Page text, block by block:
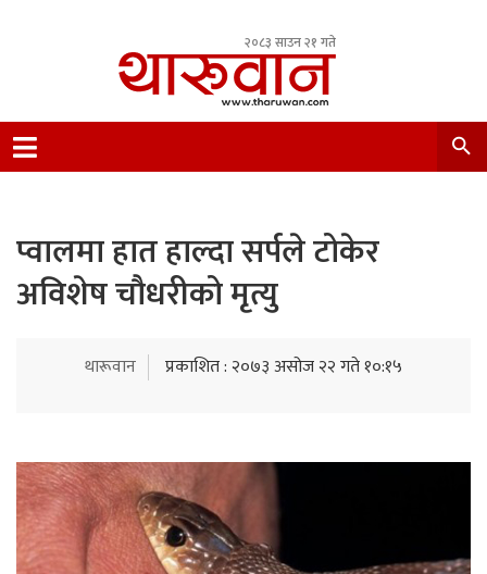
२०८३ साउन २१ गते
Nepal.
प्वालमा हात हाल्दा सर्पले टोकेर
अविशेष चौधरीको मृत्यु
थारूवान प्रकाशित : २०७३ असोज २२ गते १०:१५